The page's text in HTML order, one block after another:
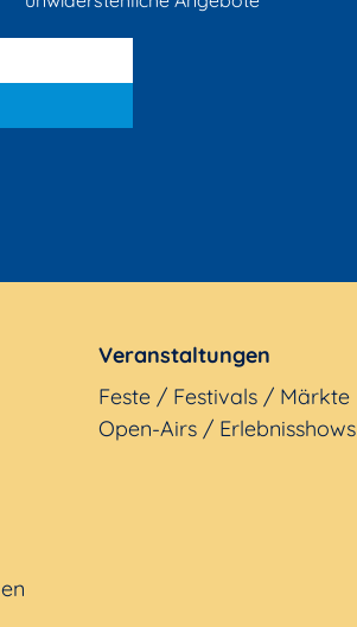
Veranstaltungen
Feste / Festivals / Märkte
Open-Airs / Erlebnisshows